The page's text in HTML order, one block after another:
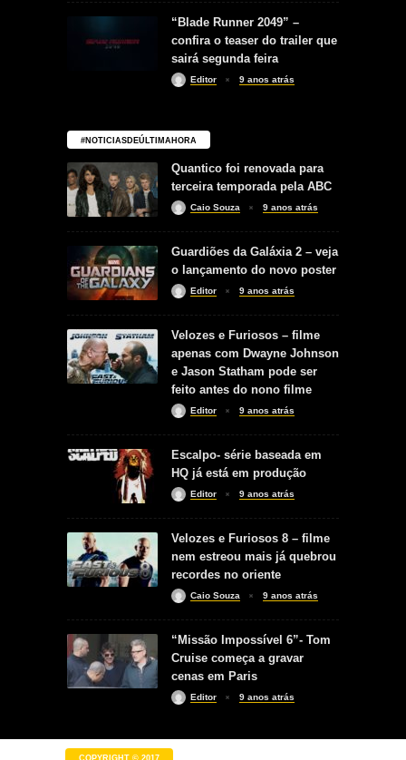
“Blade Runner 2049” –
confira o teaser do trailer que
sairá segunda feira
Editor 9 anos atrás
#NOTICIASDEÚLTIMAHORA
Quantico foi renovada para
terceira temporada pela ABC
Caio Souza 9 anos atrás
Guardiões da Galáxia 2 – veja
o lançamento do novo poster
Editor 9 anos atrás
Velozes e Furiosos – filme
apenas com Dwayne Johnson
e Jason Statham pode ser
feito antes do nono filme
Editor 9 anos atrás
Escalpo- série baseada em
HQ já está em produção
Editor 9 anos atrás
Velozes e Furiosos 8 – filme
nem estreou mais já quebrou
recordes no oriente
Caio Souza 9 anos atrás
“Missão Impossível 6”- Tom
Cruise começa a gravar
cenas em Paris
Editor 9 anos atrás
COPYRIGHT © 2017